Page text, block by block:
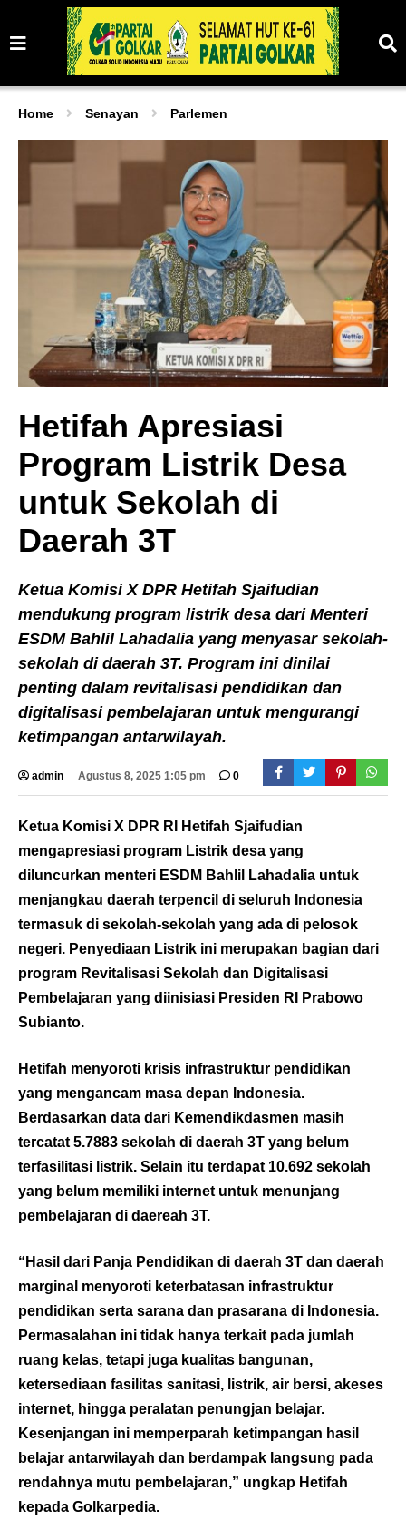
Home Senayan Parlemen
Hetifah Apresiasi
Program Listrik Desa
untuk Sekolah di
Daerah 3T
Ketua Komisi X DPR Hetifah Sjaifudian
mendukung program listrik desa dari Menteri
ESDM Bahlil Lahadalia yang menyasar sekolah-
sekolah di daerah 3T. Program ini dinilai
penting dalam revitalisasi pendidikan dan
digitalisasi pembelajaran untuk mengurangi
ketimpangan antarwilayah.
admin Agustus 8, 2025 1:05 pm 0
Ketua Komisi X DPR RI Hetifah Sjaifudian
mengapresiasi program Listrik desa yang
diluncurkan menteri ESDM Bahlil Lahadalia untuk
menjangkau daerah terpencil di seluruh Indonesia
termasuk di sekolah-sekolah yang ada di pelosok
negeri. Penyediaan Listrik ini merupakan bagian dari
program Revitalisasi Sekolah dan Digitalisasi
Pembelajaran yang diinisiasi Presiden RI Prabowo
Subianto.
Hetifah menyoroti krisis infrastruktur pendidikan
yang mengancam masa depan Indonesia.
Berdasarkan data dari Kemendikdasmen masih
tercatat 5.7883 sekolah di daerah 3T yang belum
terfasilitasi listrik. Selain itu terdapat 10.692 sekolah
yang belum memiliki internet untuk menunjang
pembelajaran di daereah 3T.
“Hasil dari Panja Pendidikan di daerah 3T dan daerah
marginal menyoroti keterbatasan infrastruktur
pendidikan serta sarana dan prasarana di Indonesia.
Permasalahan ini tidak hanya terkait pada jumlah
ruang kelas, tetapi juga kualitas bangunan,
ketersediaan fasilitas sanitasi, listrik, air bersi, akeses
internet, hingga peralatan penungjan belajar.
Kesenjangan ini memperparah ketimpangan hasil
belajar antarwilayah dan berdampak langsung pada
rendahnya mutu pembelajaran,” ungkap Hetifah
kepada Golkarpedia.